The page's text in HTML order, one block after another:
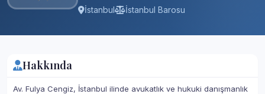
İstanbul İstanbul Barosu
Hakkında
Av. Fulya Cengiz, İstanbul ilinde avukatlık ve hukuki danışmanlık